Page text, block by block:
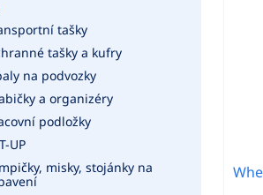
tašky
tašky a kufry
na podvozky
a organizéry
podložky
UP
misky, stojánky na